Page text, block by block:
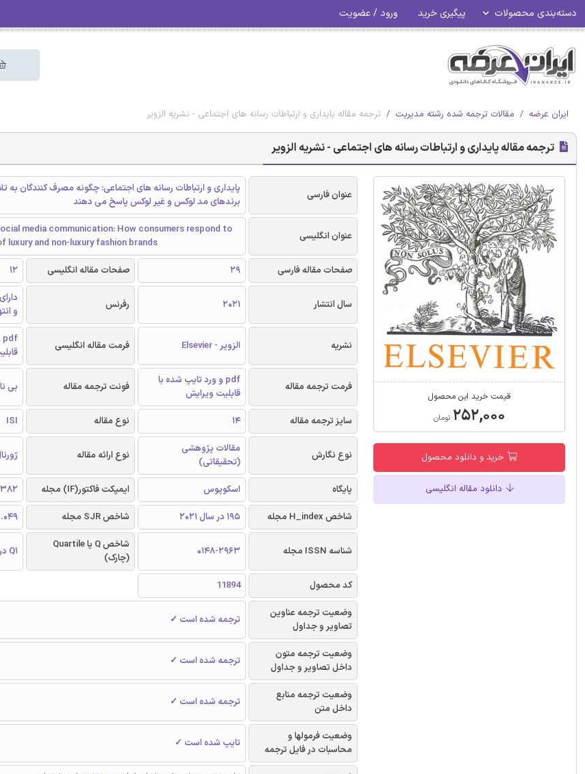
دسته‌بندی محصولات پیگیری خرید ورود / عضویت
ایران عرضه مقالات ترجمه شده رشته مدیریت ترجمه مقاله پایداری و ارتباطات رسانه های اجتماعی - نشریه الزویر
ترجمه مقاله پایداری و ارتباطات رسانه های اجتماعی - نشریه الزویر
قیمت خرید این محصول
۲۵۲,۰۰۰ تومان
خرید و دانلود محصول
دانلود مقاله انگلیسی
عنوان فارسی
پایداری و ارتباطات رسانه های اجتماعی: چگونه مصرف کنندگان به
برندهای مد لوکس و غیر لوکس پاسخ می دهند
عنوان انگلیسی
media communication: How consumers respond to
and non-luxury fashion brands
صفحات مقاله فارسی
29 صفحات مقاله انگلیسی 12
سال انتشار 2021 رفرنس
و
نشریه الزویر - Elsevier فرمت مقاله انگلیسی
فرمت ترجمه مقاله
pdf و ورد تایپ شده با
قابلیت ویرایش
فونت ترجمه مقاله بی
سایز ترجمه مقاله 14 نوع مقاله ISI
نوع نگارش
مقالات پژوهشی
(تحقیقاتی)
نوع ارائه مقاله
پایگاه اسکوپوس ایمپکت فاکتور(IF) مجله
7.382 در
شاخص H_index مجله
195 در سال 2021 شاخص SJR مجله 2.049 در
شناسه ISSN مجله 0148-2963
شاخص Q یا Quartile
(چارک)
Q1 در سال 2020
کد محصول
11894
وضعیت ترجمه عناوین
تصاویر و جداول
ترجمه شده است ✓
وضعیت ترجمه متون
داخل تصاویر و جداول
ترجمه شده است ✓
وضعیت ترجمه منابع
داخل متن
ترجمه شده است ✓
وضعیت فرمولها و
محاسبات در فایل ترجمه
تایپ شده است ✓